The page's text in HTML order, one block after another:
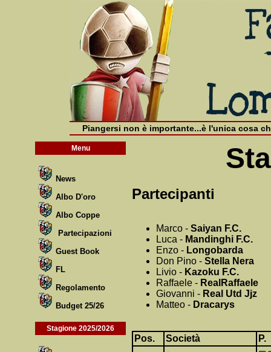
Piangersi non è importante...è l'unica cosa
Menu
News
Albo D'oro
Albo Coppe
Partecipazioni
Guest Book
FL
Regolamento
Budget 25/26
Stagione 2025/2026
Partecipanti
Marco - Saiyan F.C.
Luca - Mandinghi F.C.
Enzo - Longobarda
Don Pino - Stella Nera
Livio - Kazoku F.C.
Raffaele - RealRaffaele
Giovanni - Real Utd Jjz
Matteo - Dracarys
Pos. Società
P.